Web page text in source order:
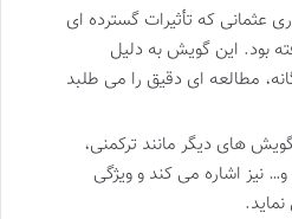
عثمانی که تأثیرات گسترده ای
بود. این گویش به دلیل
مطالعه ای دقیق را می طلبد
های دیگر مانند ترکمنی،
و… نیز اشاره می کند و ویژگی